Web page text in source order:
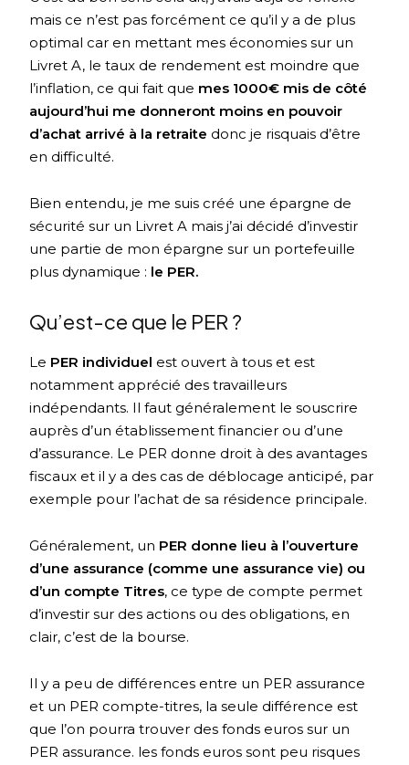
mais ce n’est pas forcément ce qu’il y a de plus
optimal car en mettant mes économies sur un
Livret A, le taux de rendement est moindre que
l’inflation, ce qui fait que mes 1000€ mis de côté
aujourd’hui me donneront moins en pouvoir
d’achat arrivé à la retraite donc je risquais d’être
en difficulté.
Bien entendu, je me suis créé une épargne de
sécurité sur un Livret A mais j’ai décidé d’investir
une partie de mon épargne sur un portefeuille
plus dynamique : le PER.
Qu’est-ce que le PER ?
Le PER individuel est ouvert à tous et est
notamment apprécié des travailleurs
indépendants. Il faut généralement le souscrire
auprès d’un établissement financier ou d’une
d’assurance. Le PER donne droit à des avantages
fiscaux et il y a des cas de déblocage anticipé, par
exemple pour l’achat de sa résidence principale.
Généralement, un PER donne lieu à l’ouverture
d’une assurance (comme une assurance vie) ou
d’un compte Titres, ce type de compte permet
d’investir sur des actions ou des obligations, en
clair, c’est de la bourse.
Il y a peu de différences entre un PER assurance
et un PER compte-titres, la seule différence est
que l’on pourra trouver des fonds euros sur un
PER assurance. les fonds euros sont peu risques